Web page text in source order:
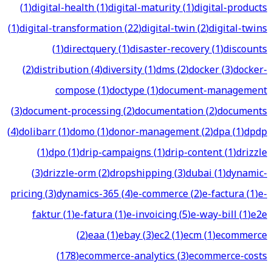
(1)digital-health(1)digital-maturity(1)digital-products
(1)digital-transformation(22)digital-twin(2)digital-twins
(1)directquery(1)disaster-recovery(1)discounts
(2)distribution(4)diversity(1)dms(2)docker(3)docker-
compose(1)doctype(1)document-management
(3)document-processing(2)documentation(2)documents
(4)dolibarr(1)domo(1)donor-management(2)dpa(1)dpdp
(1)dpo(1)drip-campaigns(1)drip-content(1)drizzle
(3)drizzle-orm(2)dropshipping(3)dubai(1)dynamic-
pricing(3)dynamics-365(4)e-commerce(2)e-factura(1)e-
faktur(1)e-fatura(1)e-invoicing(5)e-way-bill(1)e2e
(2)eaa(1)ebay(3)ec2(1)ecm(1)ecommerce
(178)ecommerce-analytics(3)ecommerce-costs